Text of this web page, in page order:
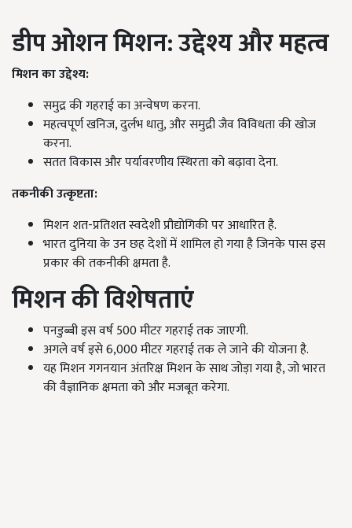
डीप ओशन मिशन: उद्देश्य और महत्व
मिशन का उद्देश्य:
समुद्र की गहराई का अन्वेषण करना.
महत्वपूर्ण खनिज, दुर्लभ धातु, और समुद्री जैव विविधता की खोज
करना.
सतत विकास और पर्यावरणीय स्थिरता को बढ़ावा देना.
तकनीकी उत्कृष्टता:
मिशन शत-प्रतिशत स्वदेशी प्रौद्योगिकी पर आधारित है.
भारत दुनिया के उन छह देशों में शामिल हो गया है जिनके पास इस
प्रकार की तकनीकी क्षमता है.
मिशन की विशेषताएं
पनडुब्बी इस वर्ष 500 मीटर गहराई तक जाएगी.
अगले वर्ष इसे 6,000 मीटर गहराई तक ले जाने की योजना है.
यह मिशन गगनयान अंतरिक्ष मिशन के साथ जोड़ा गया है, जो भारत
की वैज्ञानिक क्षमता को और मजबूत करेगा.